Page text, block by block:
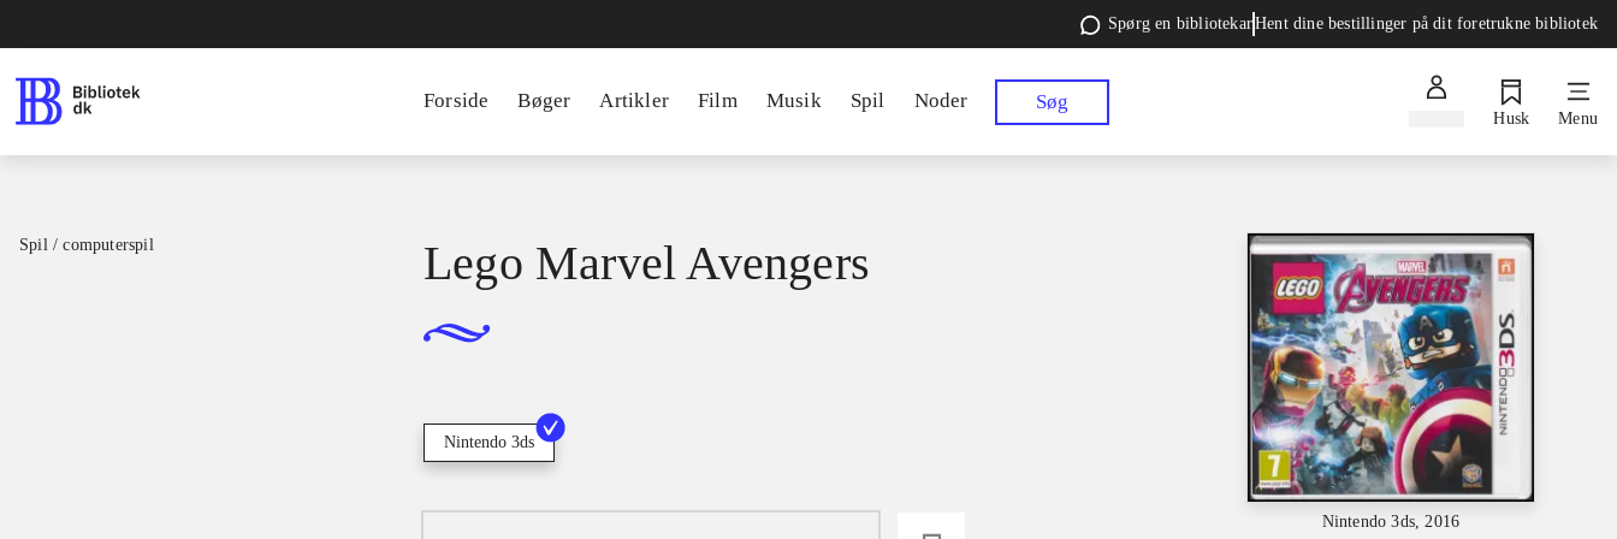
Spørg en bibliotekarHent dine bestillinger på dit foretrukne bibliotek
Forside Bøger Artikler Film Musik Spil Noder Søg
Husk Menu
Spil / computerspil
Nintendo 3ds, 2016
Lego Marvel Avengers
Nintendo 3ds